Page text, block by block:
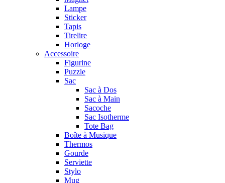
Lampe
Sticker
Tapis
Tirelire
Horloge
Accessoire
Figurine
Puzzle
Sac
Sac à Dos
Sac à Main
Sacoche
Sac Isotherme
Tote Bag
Boîte à Musique
Thermos
Gourde
Serviette
Stylo
Mug